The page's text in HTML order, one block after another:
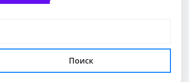
Поиск